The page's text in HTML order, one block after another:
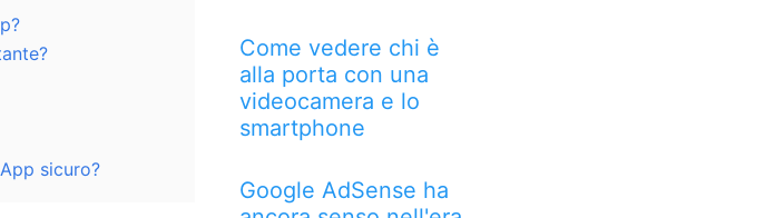
sicuro?
Come vedere chi è
alla porta con una
videocamera e lo
smartphone
Google AdSense ha